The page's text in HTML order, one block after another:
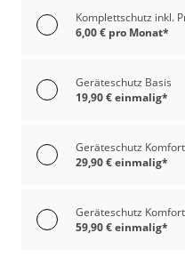
Komplettschutz inkl.
6,00 € pro Monat*
Geräteschutz Basis
19,90 € einmalig*
Geräteschutz Komfort
29,90 € einmalig*
Geräteschutz Komfort
59,90 € einmalig*